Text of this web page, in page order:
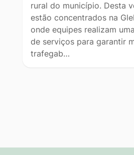
rural do município. Desta
estão concentrados na
onde equipes realizam
de serviços para garantir
trafegab…